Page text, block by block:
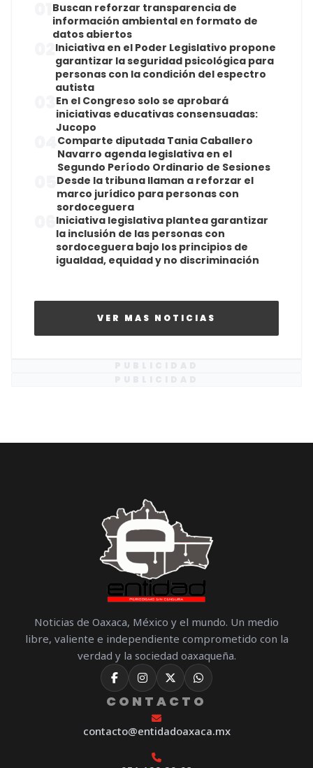
Buscan reforzar transparencia de
información ambiental en formato de
datos abiertos
Iniciativa en el Poder Legislativo propone
garantizar la seguridad psicológica para
personas con la condición del espectro
autista
En el Congreso solo se aprobará
iniciativas educativas consensuadas:
Jucopo
Comparte diputada Tania Caballero
Navarro agenda legislativa en el
Segundo Período Ordinario de Sesiones
Desde la tribuna llaman a reforzar el
marco jurídico para personas con
sordoceguera
Iniciativa legislativa plantea garantizar
la inclusión de las personas con
sordoceguera bajo los principios de
igualdad, equidad y no discriminación
VER MAS NOTICIAS
Noticias de Oaxaca, México y el mundo. Un medio
libre, valiente e independiente comprometido con la
verdad y la sociedad oaxaqueña.
CONTACTO
contacto@entidadoaxaca.mx